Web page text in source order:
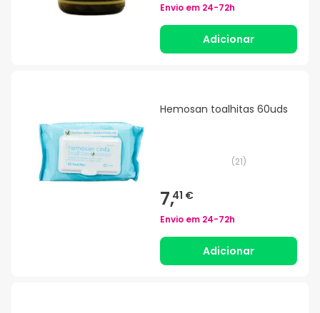
Envio em 24-72h
Adicionar
Hemosan toalhitas 60uds
(21)
7,41 €
Envio em 24-72h
Adicionar